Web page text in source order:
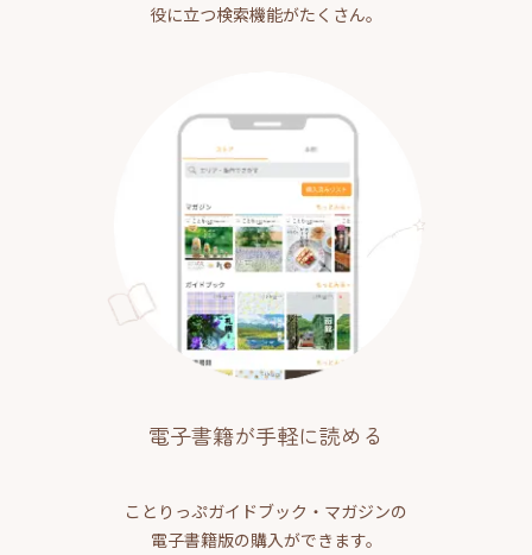
役に立つ検索機能がたくさん。
電子書籍が手軽に読める
ことりっぷガイドブック・マガジンの
電子書籍版の購入ができます。